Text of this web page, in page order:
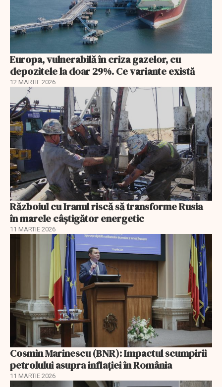
Europa, vulnerabilă în criza gazelor, cu
depozitele la doar 29%. Ce variante există
12 MARTIE 2026
Războiul cu Iranul riscă să transforme Rusia
în marele câștigător energetic
11 MARTIE 2026
Cosmin Marinescu (BNR): Impactul scumpirii
petrolului asupra inflaţiei în România
11 MARTIE 2026